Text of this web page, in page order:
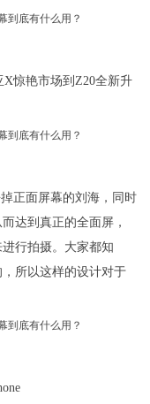
惊艳市场到Z20全新升
正面屏幕的刘海，同时
达到真正的全面屏，
行拍摄。大家都知
所以这样的设计对于